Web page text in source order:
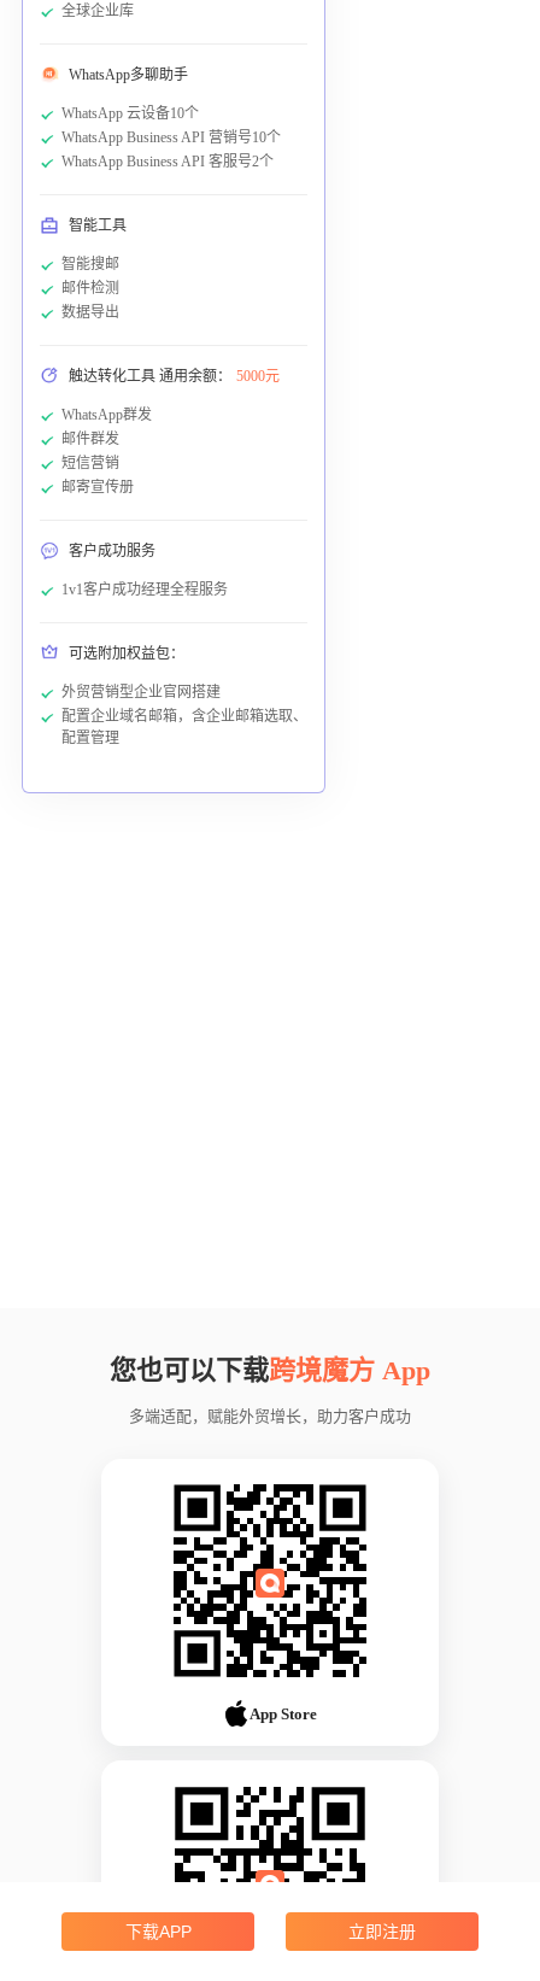
全球企业库
WhatsApp多聊助手
WhatsApp 云设备10个
WhatsApp Business API 营销号10个
WhatsApp Business API 客服号2个
智能工具
智能搜邮
邮件检测
数据导出
触达转化工具 通用余额： 5000元
WhatsApp群发
邮件群发
短信营销
邮寄宣传册
客户成功服务
1v1客户成功经理全程服务
可选附加权益包：
外贸营销型企业官网搭建
配置企业域名邮箱，含企业邮箱选取、
配置管理
您也可以下载跨境魔方 App
多端适配，赋能外贸增长，助力客户成功
App Store
下载APP 立即注册